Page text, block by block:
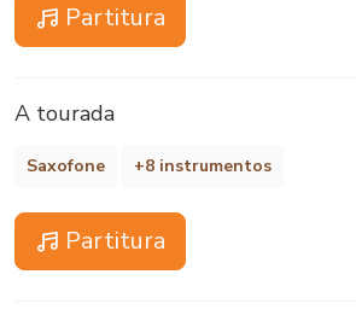
Partitura
A tourada
Saxofone +8 instrumentos
Partitura